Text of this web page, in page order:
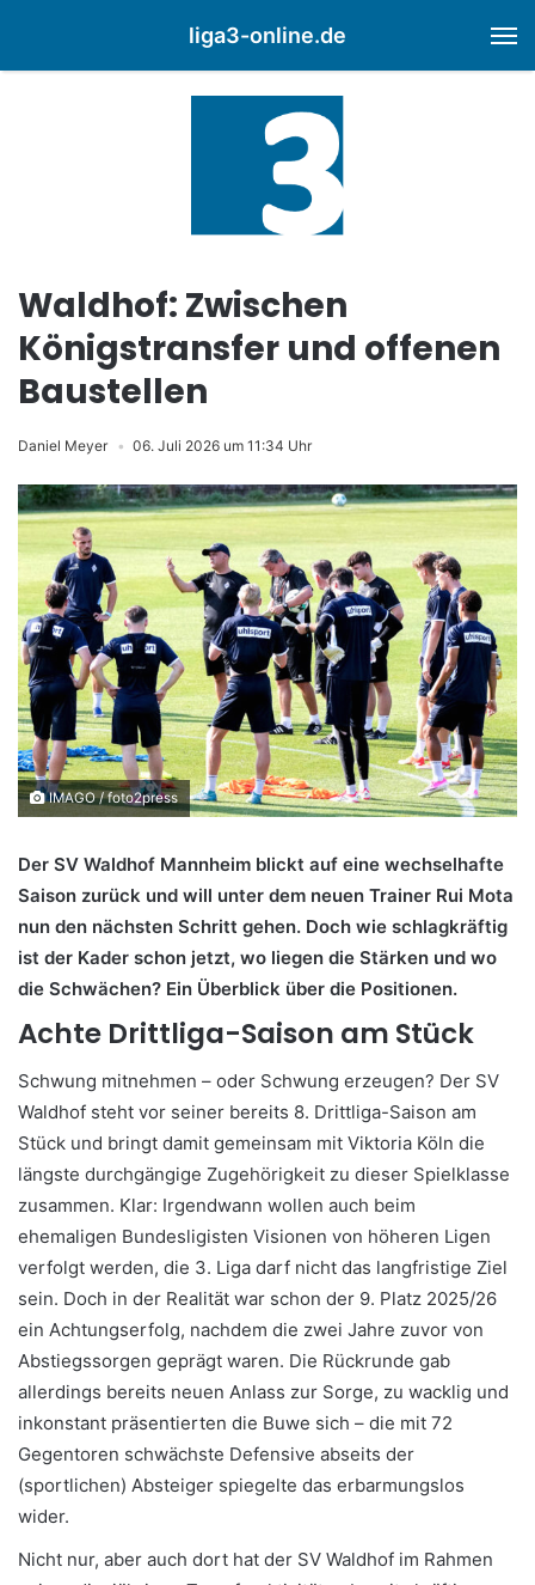
liga3-online.de
Waldhof: Zwischen
Königstransfer und offenen
Baustellen
Daniel Meyer 06. Juli 2026 um 11:34 Uhr
IMAGO / foto2press
Der SV Waldhof Mannheim blickt auf eine wechselhafte
Saison zurück und will unter dem neuen Trainer Rui Mota
nun den nächsten Schritt gehen. Doch wie schlagkräftig
ist der Kader schon jetzt, wo liegen die Stärken und wo
die Schwächen? Ein Überblick über die Positionen.
Achte Drittliga-Saison am Stück
Schwung mitnehmen – oder Schwung erzeugen? Der SV
Waldhof steht vor seiner bereits 8. Drittliga-Saison am
Stück und bringt damit gemeinsam mit Viktoria Köln die
längste durchgängige Zugehörigkeit zu dieser Spielklasse
zusammen. Klar: Irgendwann wollen auch beim
ehemaligen Bundesligisten Visionen von höheren Ligen
verfolgt werden, die 3. Liga darf nicht das langfristige Ziel
sein. Doch in der Realität war schon der 9. Platz 2025/26
ein Achtungserfolg, nachdem die zwei Jahre zuvor von
Abstiegssorgen geprägt waren. Die Rückrunde gab
allerdings bereits neuen Anlass zur Sorge, zu wacklig und
inkonstant präsentierten die Buwe sich – die mit 72
Gegentoren schwächste Defensive abseits der
(sportlichen) Absteiger spiegelte das erbarmungslos
wider.
Nicht nur, aber auch dort hat der SV Waldhof im Rahmen